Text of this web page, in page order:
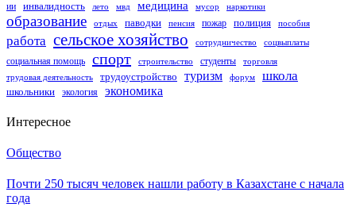
ии инвалидность лето мвд медицина мусор наркотики
образование отдых паводки пенсия пожар полиция пособия
работа сельское хозяйство сотрудничество соцвыплаты
социальная помощь спорт строительство студенты торговля
трудовая деятельность трудоустройство туризм форум школа
школьники экология экономика
Интересное
Общество
Почти 250 тысяч человек нашли работу в Казахстане с начала
года